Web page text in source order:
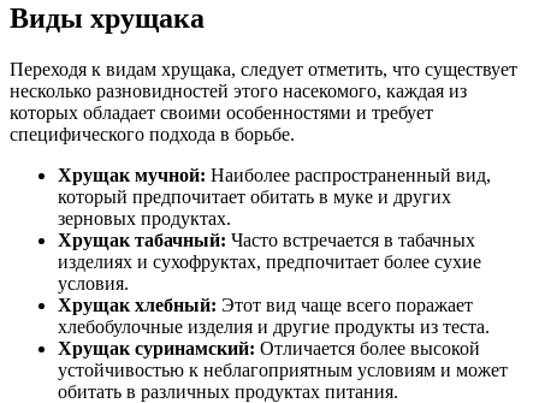
Виды хрущака
Переходя к видам хрущака, следует отметить, что существует
несколько разновидностей этого насекомого, каждая из
которых обладает своими особенностями и требует
специфического подхода в борьбе.
Хрущак мучной: Наиболее распространенный вид,
который предпочитает обитать в муке и других
зерновых продуктах.
Хрущак табачный: Часто встречается в табачных
изделиях и сухофруктах, предпочитает более сухие
условия.
Хрущак хлебный: Этот вид чаще всего поражает
хлебобулочные изделия и другие продукты из теста.
Хрущак суринамский: Отличается более высокой
устойчивостью к неблагоприятным условиям и может
обитать в различных продуктах питания.